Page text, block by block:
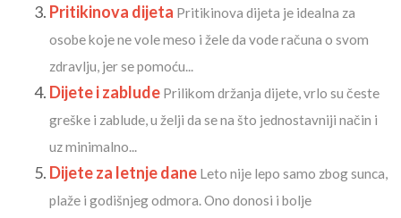
Pritikinova dijeta Pritikinova dijeta je idealna za
osobe koje ne vole meso i žele da vode računa o svom
zdravlju, jer se pomoću...
Dijete i zablude Prilikom držanja dijete, vrlo su česte
greške i zablude, u želji da se na što jednostavniji način i
uz minimalno...
Dijete za letnje dane Leto nije lepo samo zbog sunca,
plaže i godišnjeg odmora. Ono donosi i bolje